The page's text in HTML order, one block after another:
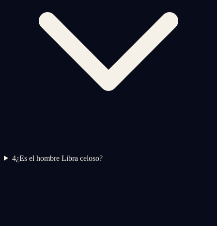
4¿Es el hombre Libra celoso?